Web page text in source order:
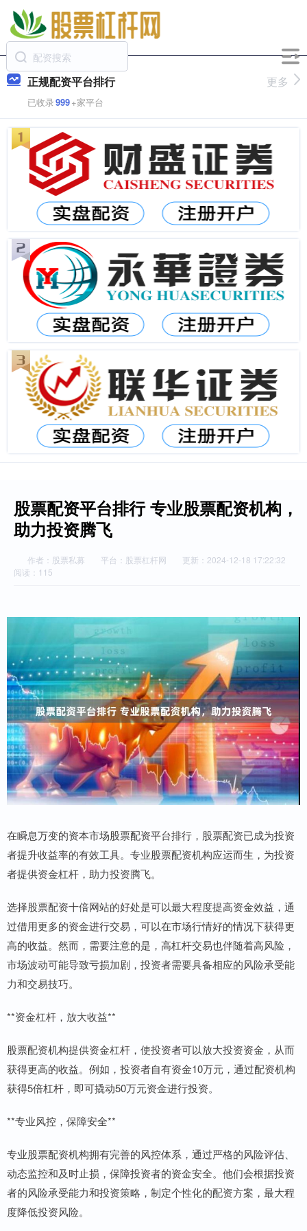
正规配资平台排行
已收录999+家平台
更多
股票配资平台排行 专业股票配资机构，
助力投资腾飞
作者：股票私募 平台：股票杠杆网
更新：2024-12-18 17:22:32
阅读：115
在瞬息万变的资本市场股票配资平台排行，股票配资已成为投资
者提升收益率的有效工具。专业股票配资机构应运而生，为投资
者提供资金杠杆，助力投资腾飞。
选择股票配资十倍网站的好处是可以最大程度提高资金效益，通
过借用更多的资金进行交易，可以在市场行情好的情况下获得更
高的收益。然而，需要注意的是，高杠杆交易也伴随着高风险，
市场波动可能导致亏损加剧，投资者需要具备相应的风险承受能
力和交易技巧。
**资金杠杆，放大收益**
股票配资机构提供资金杠杆，使投资者可以放大投资资金，从而
获得更高的收益。例如，投资者自有资金10万元，通过配资机构
获得5倍杠杆，即可撬动50万元资金进行投资。
**专业风控，保障安全**
专业股票配资机构拥有完善的风控体系，通过严格的风险评估、
动态监控和及时止损，保障投资者的资金安全。他们会根据投资
者的风险承受能力和投资策略，制定个性化的配资方案，最大程
度降低投资风险。